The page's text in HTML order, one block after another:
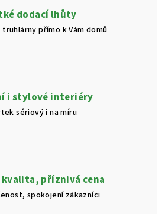
v
ý
p
dodací lhůty
přímo k Vám domů
i stylové interiéry
sériový i na míru
příznivá cena
spokojení zákazníci